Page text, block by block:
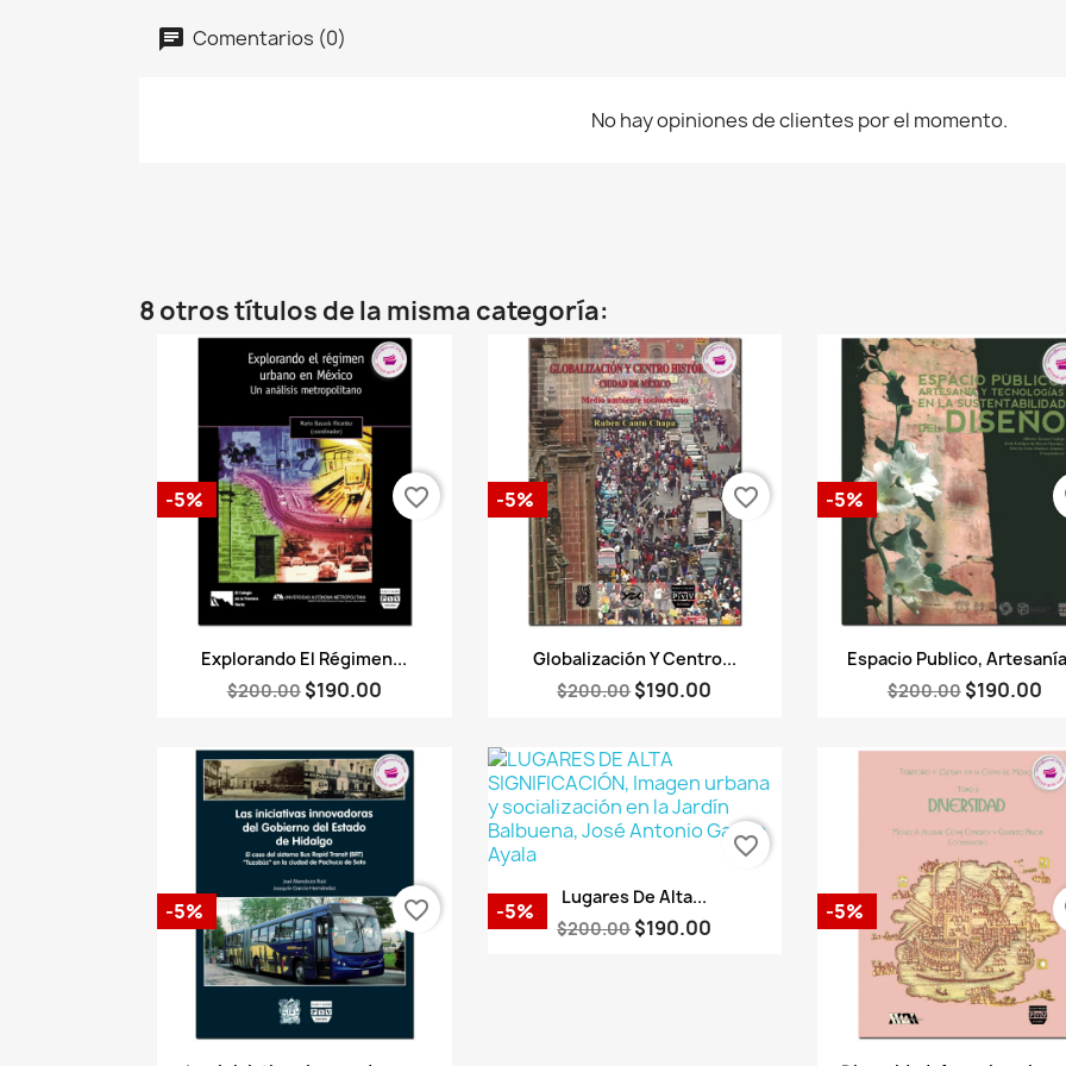
Comentarios (0)
No hay opiniones de clientes por el momento.
8 otros títulos de la misma categoría:
Vista rápida
Explorando El Régimen...
$200.00 $190.00
-5% favorite_border
Vista rápida
Globalización Y Centro...
$200.00$190.00
-5% favorite_border
Vista rápida
Espacio Publico,
$200.00 $190.00
-5%
-5% favorite_border
Vista rápida
Lugares De Alta...
$200.00$190.00
-5%
favorite_border
-5%